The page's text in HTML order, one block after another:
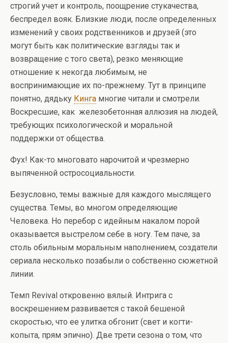
строгий учет и контроль, поощрение стукачества,
беспредел вояк. Близкие люди, после определенных
изменений у своих родственников и друзей (это
могут быть как политические взгляды так и
возвращение с того света), резко меняющие
отношение к некогда любимым, не
воспринимающие их по-прежнему. Тут в принципе
понятно, дядьку Кинга многие читали и смотрели.
Воскресшие, как железобетонная аллюзия на людей,
требующих психологической и моральной
поддержки от общества.
Фух! Как-то многовато нарочитой и чрезмерно
выпяченной остросоциальности.
Безусловно, темы важные для каждого мыслящего
существа. Темы, во многом определяющие
Человека. Но перебор с идейным накалом порой
оказывается выстрелом себе в ногу. Тем паче, за
столь обильным моральным наполнением, создатели
сериала несколько позабыли о собственно сюжетной
линии.
Темп Revival откровенно вялый. Интрига с
воскрешением развивается с такой бешеной
скоростью, что ее улитка обгонит (свет и когти-
копыта, прям эпично). Две трети сезона о том, что